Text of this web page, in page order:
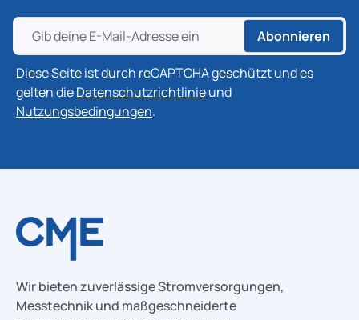
Abonnieren
Diese Seite ist durch reCAPTCHA geschützt und es
gelten dieDatenschutzrichtlinieund
Nutzungsbedingungen.
Wir bieten zuverlässige Stromversorgungen,
Messtechnik und maßgeschneiderte